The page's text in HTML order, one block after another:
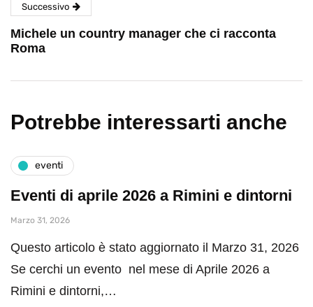
Successivo
Michele un country manager che ci racconta
Roma
Potrebbe interessarti anche
eventi
Eventi di aprile 2026 a Rimini e dintorni
Marzo 31, 2026
Questo articolo è stato aggiornato il Marzo 31, 2026
Se cerchi un evento nel mese di Aprile 2026 a
Rimini e dintorni,…